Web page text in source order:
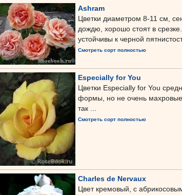
Ashram
Цветки диаметром 8-11 см,
дождю, хорошо стоят в
устойчивы к черной
Смотреть сорт полностью
Especially for You
Цветки Especially for You
формы, но не очень махровые
так ...
Смотреть сорт полностью
Charles de Nervaux
Цвет кремовый, с